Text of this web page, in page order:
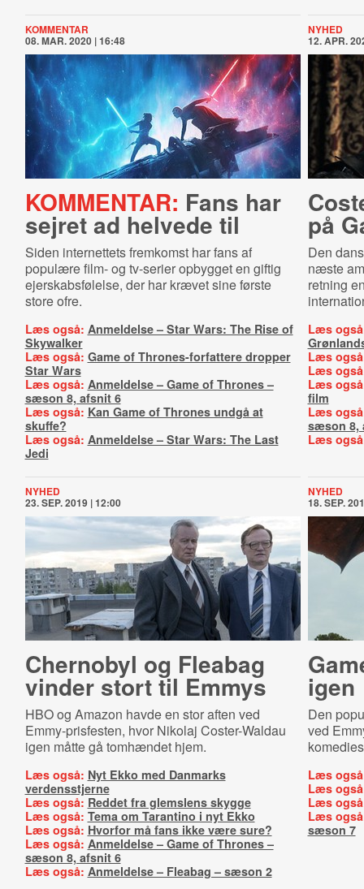
KOMMENTAR
08. MAR. 2020 | 16:48
KOMMENTAR: Fans har
sejret ad helvede til
Siden internettets fremkomst har fans af
populære film- og tv-serier opbygget en giftig
ejerskabsfølelse, der har krævet sine første
store ofre.
Læs også: Anmeldelse – Star Wars: The Rise of
Skywalker
Læs også: Game of Thrones-forfattere dropper
Star Wars
Læs også: Anmeldelse – Game of Thrones –
sæson 8, afsnit 6
Læs også: Kan Game of Thrones undgå at
skuffe?
Læs også: Anmeldelse – Star Wars: The Last
Jedi
NYHED
12. APR.
på
Den
næste
retning
Læs
Læs
Læs
Læs
film
Læs
sæson 8,
Læs
NYHED
23. SEP. 2019 | 12:00
Chernobyl og Fleabag
vinder stort til Emmys
HBO og Amazon havde en stor aften ved
Emmy-prisfesten, hvor Nikolaj Coster-Waldau
igen måtte gå tomhændet hjem.
Læs også: Nyt Ekko med Danmarks
verdensstjerne
Læs også: Reddet fra glemslens skygge
Læs også: Tema om Tarantino i nyt Ekko
Læs også: Hvorfor må fans ikke være sure?
Læs også: Anmeldelse – Game of Thrones –
sæson 8, afsnit 6
Læs også: Anmeldelse – Fleabag – sæson 2
NYHED
18. SEP.
igen
Den
ved
Læs
Læs
Læs
Læs
sæson 7